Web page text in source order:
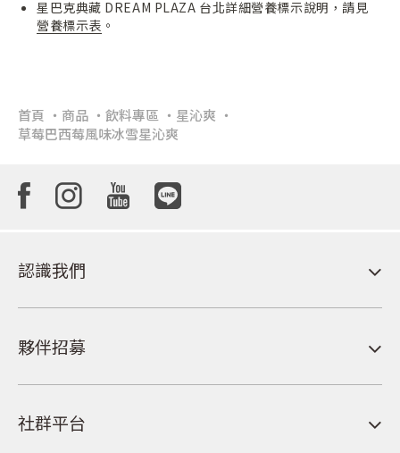
星巴克典藏 DREAM PLAZA 台北詳細營養標示說明，請見
營養標示表 。
首頁 商品 飲料專區
星沁爽
草莓巴西莓風味冰雪星沁爽
認識我們
夥伴招募
社群平台